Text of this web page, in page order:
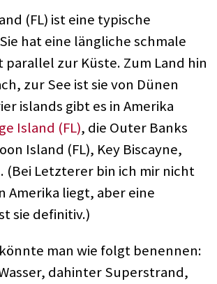
(FL) ist eine typische
hat eine längliche schmale
parallel zur Küste. Zum Land hin
zur See ist sie von Dünen
islands gibt es in Amerika
Island (FL), die Outer Banks
Island (FL), Key Biscayne,
(Bei Letzterer bin ich mir nicht
Amerika liegt, aber eine
sie definitiv.)
man wie folgt benennen:
dahinter Superstrand,